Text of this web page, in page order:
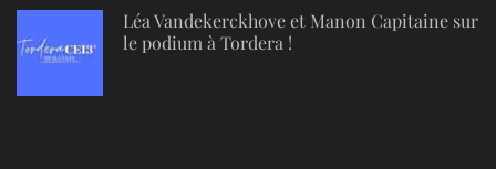
Léa Vandekerckhove et Manon Capitaine sur
le podium à Tordera !